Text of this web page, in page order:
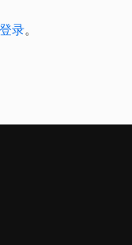
登录。